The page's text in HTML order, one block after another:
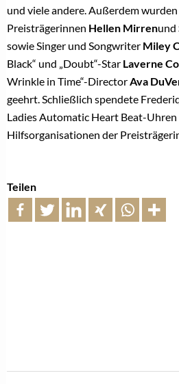
und viele andere. Außerdem
Preisträgerinnen Hellen Mirrenund
sowie Singer und Songwriter Miley
Black“ und „Doubt“-Star Laverne
Wrinkle in Time“-Director Ava
geehrt. Schließlich spendete
Ladies Automatic Heart Beat-
Hilfsorganisationen der
Teilen